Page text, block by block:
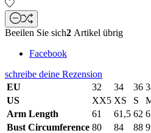
Beeilen Sie sich2 Artikel übrig
Facebook
schreibe deine Rezension
EU
32 34 36
US
XX5 XS S
Arm Length
61 61,5 62
Bust Circumference 80 84 88